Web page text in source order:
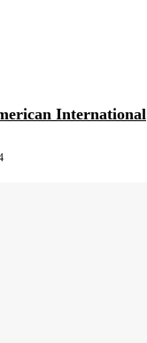
International